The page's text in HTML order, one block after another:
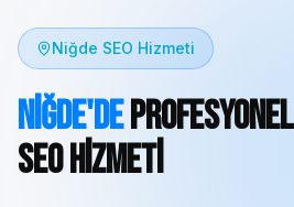
Niğde SEO Hizmeti
Niğde'deProfesyonel
SEO Hizmeti